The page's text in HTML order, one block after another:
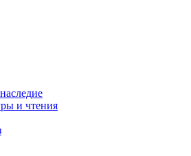
и чтения